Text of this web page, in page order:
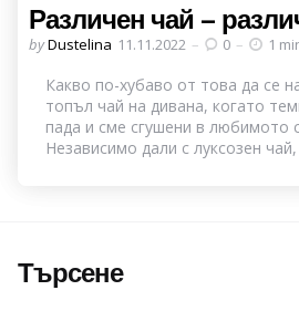
Различен чай –
Posted
byDustelina 11.11.2022 0 1
Какво по-хубаво от това да се
топъл чай на дивана, когато
пада и сме сгушени в любимото
Независимо дали с луксозен чай,
Търсене